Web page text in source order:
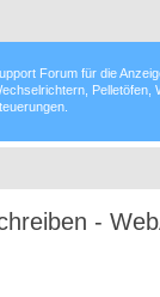
Forum für die
Pelletöfen,
-